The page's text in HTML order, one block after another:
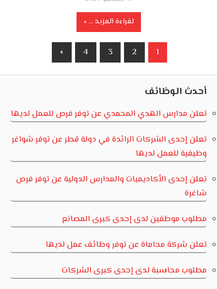
لقراءة المزيد ...
صفحات
المقالات
1
2
3
4
Next
Posts
»
أحدث الوظائف
تعلن مدارس الهدي المحمدي عن توفر فرص للعمل لديها
تعلن إحدى الشركات الرائدة في دولة قطر عن توفر شواغر
وظيفية للعمل لديها
تعلن إحدى الأكاديميات والمدارس الدولية عن توفر فرص
شاغرة
مطلوب موظفين لدى إحدى كبرى المصانع
تعلن شركة محاماة عن توفر وظائف عمل لديها
مطلوب محاسبة لدى إحدى كبرى الشركات